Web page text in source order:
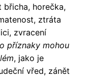
břicha, horečka,
ztráta
zvracení
příznaky mohou
, jako je
vřed, zánět